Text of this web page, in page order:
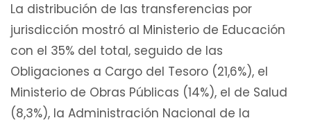
La distribución de las transferencias por
jurisdicción mostró al Ministerio de Educación
con el 35% del total, seguido de las
Obligaciones a Cargo del Tesoro (21,6%), el
Ministerio de Obras Públicas (14%), el de Salud
(8,3%), la Administración Nacional de la